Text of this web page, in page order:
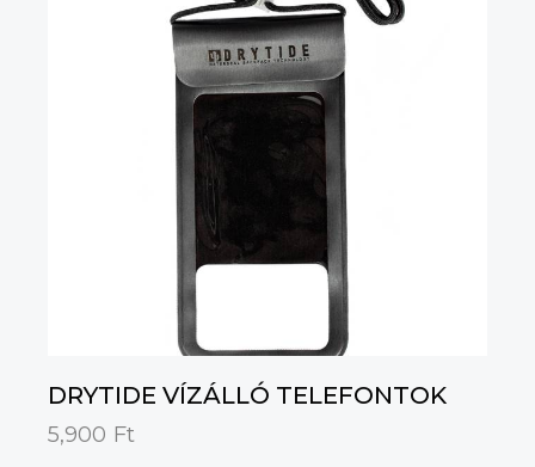
DRYTIDE VÍZÁLLÓ TELEFONTOK
5,900 Ft